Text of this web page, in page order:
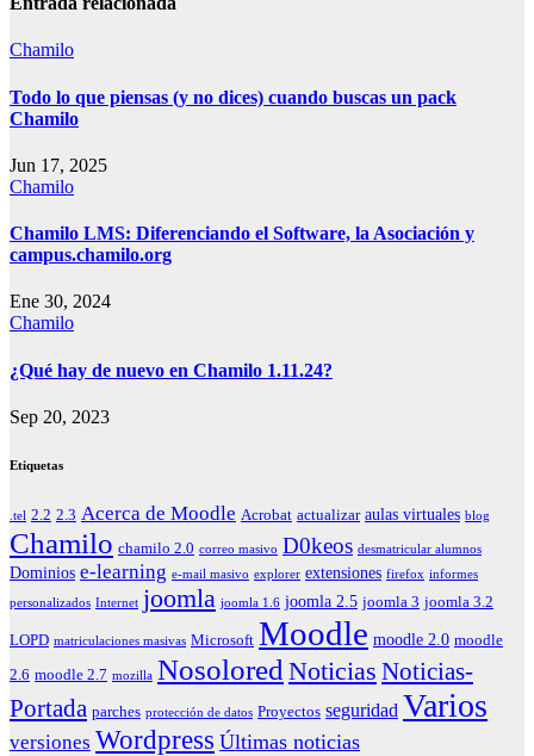
Chamilo
Todo lo que piensas (y no dices) cuando buscas un pack
Chamilo
Jun 17, 2025
Chamilo
Chamilo LMS: Diferenciando el Software, la Asociación y
campus.chamilo.org
Ene 30, 2024
Chamilo
¿Qué hay de nuevo en Chamilo 1.11.24?
Sep 20, 2023
Etiquetas
.tel 2.2 2.3 Acerca de Moodle Acrobat actualizar aulas virtuales blog
Chamilo chamilo 2.0 correo masivo D0keos desmatricular alumnos
Dominios e-learning e-mail masivo explorer extensiones firefox informes
personalizados Internet joomla joomla 1.6 joomla 2.5 joomla 3 joomla 3.2
LOPD matriculaciones masivas Microsoft Moodle moodle 2.0 moodle
2.6 moodle 2.7 mozilla Nosolored Noticias Noticias-
Portada parches protección de datos Proyectos seguridad Varios
versiones Wordpress Últimas noticias